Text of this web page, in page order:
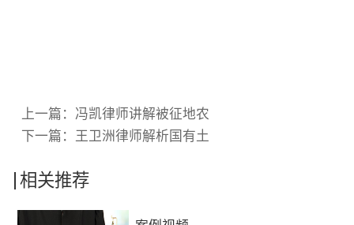
上一篇： 冯凯律师讲解被征地农
下一篇： 王卫洲律师解析国有土
相关推荐